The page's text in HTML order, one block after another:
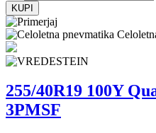
255/40R19 100Y
3PMSF